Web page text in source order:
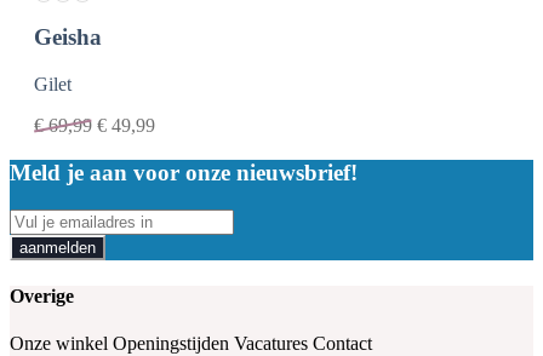
Geisha
Gilet
€69,99 € 49,99
Meld je aan voor onze nieuwsbrief!
aanmelden
Overige
Onze winkel Openingstijden Vacatures Contact